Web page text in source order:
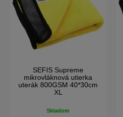
SEFIS Supreme
mikrovláknová utierka
uterák 800GSM 50*96cm
XXL
Skladom